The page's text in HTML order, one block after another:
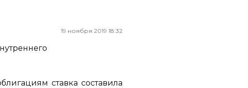
19 ноября 2019 18:32
ставка составила